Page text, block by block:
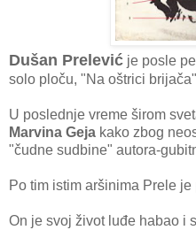
Dušan Prelević je posle
solo ploču, "Na oštrici
U poslednje vreme širom
Marvina Geja kako zbog
"čudne sudbine" autora-
Po tim istim aršinima Prele je
On je svoj život luđe habao i